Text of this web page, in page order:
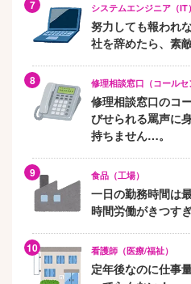
システムエンジニア（IT）
努力しても報われ
社を辞めたら、素
修理相談窓口（コールセ
修理相談窓口のコ
びせられる罵声に
持ちません…。
食品（工場）
一日の勤務時間は
時間労働がきつす
看護師（医療/福祉）
定年後なのに仕事